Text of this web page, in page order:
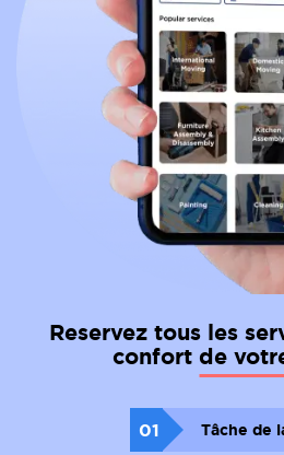
Reservez tous les
confort de
01 Tâche de